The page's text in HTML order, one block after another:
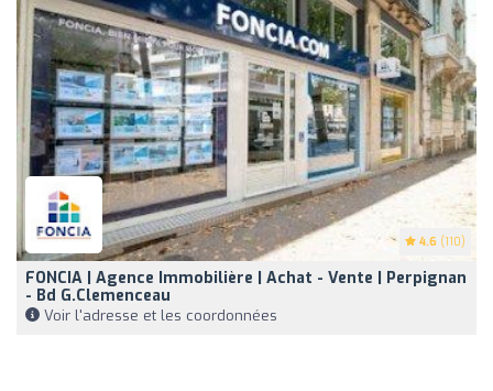
4.6 (110)
FONCIA | Agence Immobilière | Achat - Vente | Perpignan
- Bd G.Clemenceau
Voir l'adresse et les coordonnées